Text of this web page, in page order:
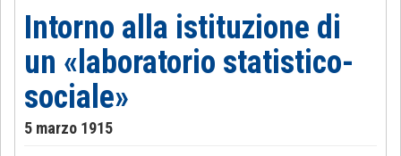
Intorno alla istituzione di
un «laboratorio statistico-
sociale»
5 marzo 1915